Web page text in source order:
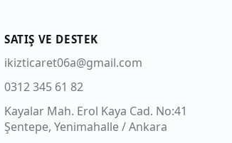
SATIŞ VE DESTEK
ikizticaret06a@gmail.com
0312 345 61 82
Kayalar Mah. Erol Kaya Cad. No:41
Şentepe, Yenimahalle / Ankara